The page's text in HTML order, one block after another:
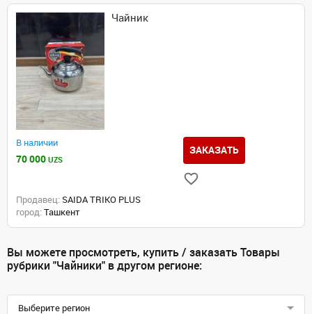
Чайник
В наличии
70 000 UZS
ЗАКАЗАТЬ
Продавец: SAIDA TRIKO PLUS
город: Ташкент
Вы можете просмотреть, купить / заказать Товары
рубрики "Чайники" в другом регионе:
Выберите регион